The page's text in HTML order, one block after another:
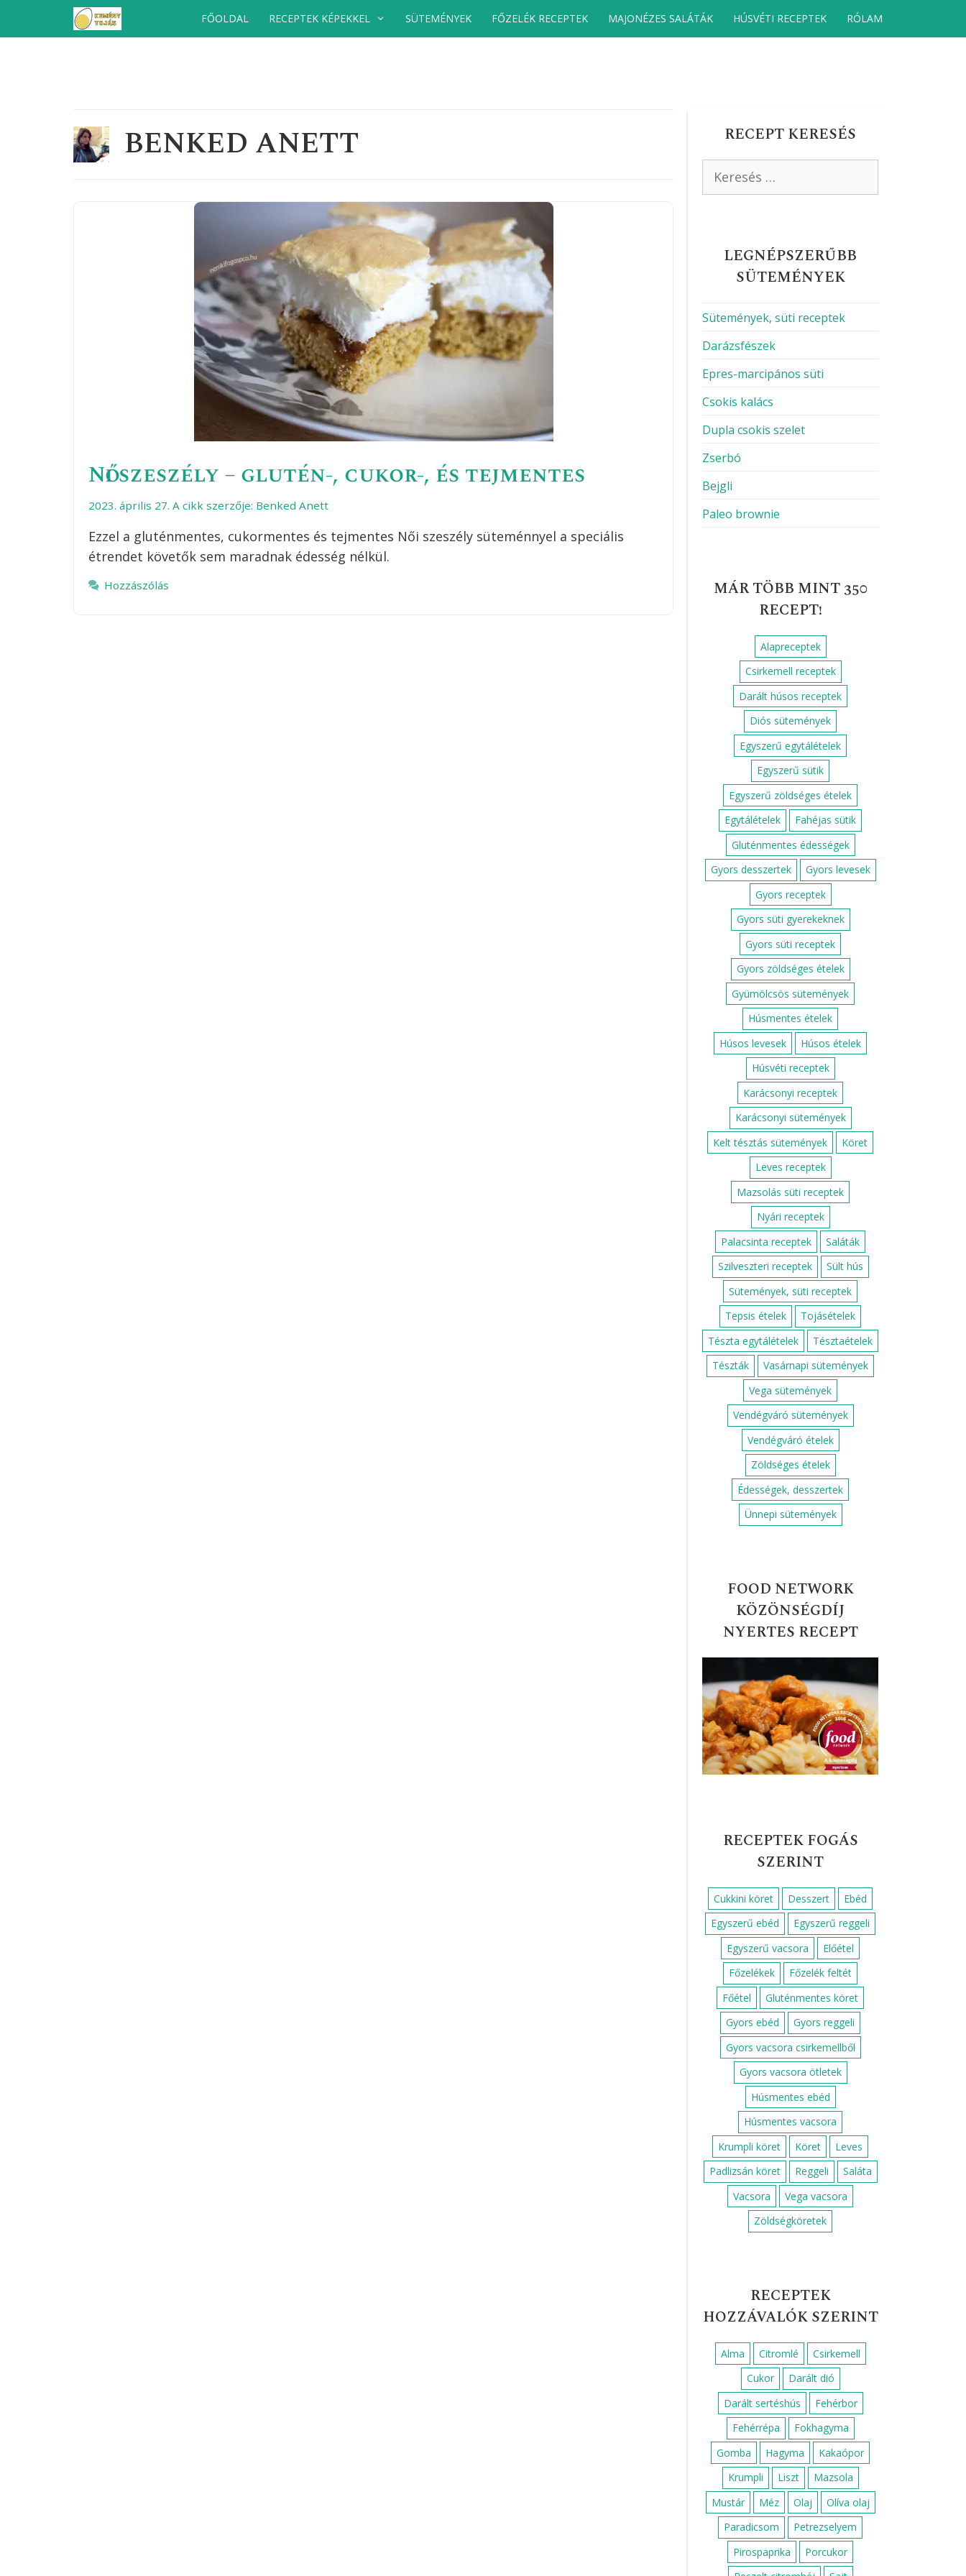
FŐOLDAL RECEPTEK KÉPEKKEL SÜTEMÉNYEK FŐZELÉK RECEPTEK MAJONÉZES SALÁTÁK HÚSVÉTI RECEPTEK RÓLAM
BENKED ANETT
Női szeszély – glutén-, cukor-, és tejmentes
2023. április 27. A cikk szerzője: Benked Anett
Ezzel a gluténmentes, cukormentes és tejmentes Női szeszély süteménnyel a speciális
étrendet követők sem maradnak édesség nélkül.
Hozzászólás
RECEPT KERESÉS
LEGNÉPSZERŰBB
SÜTEMÉNYEK
Sütemények, süti receptek
Darázsfészek
Epres-marcipános süti
Csokis kalács
Dupla csokis szelet
Zserbó
Bejgli
Paleo brownie
MÁR TÖBB MINT 350
RECEPT!
Alapreceptek
Csirkemell receptek
Darált húsos receptek
Diós sütemények
Egyszerű egytálételek
Egyszerű sütik
Egyszerű zöldséges ételek
Egytálételek
Fahéjas sütik
Gluténmentes édességek
Gyors desszertek
Gyors levesek
Gyors receptek
Gyors süti gyerekeknek
Gyors süti receptek
Gyors zöldséges ételek
Gyümölcsös sütemények
Húsmentes ételek
Húsos levesek
Húsos ételek
Húsvéti receptek
Karácsonyi receptek
Karácsonyi sütemények
Kelt tésztás sütemények
Köret
Leves receptek
Mazsolás süti receptek
Nyári receptek
Palacsinta receptek
Saláták
Szilveszteri receptek
Sült hús
Sütemények, süti receptek
Tepsis ételek
Tojásételek
Tészta egytálételek
Tésztaételek
Tészták
Vasárnapi sütemények
Vega sütemények
Vendégváró sütemények
Vendégváró ételek
Zöldséges ételek
Édességek, desszertek
Ünnepi sütemények
FOOD NETWORK
KÖZÖNSÉGDÍJ
NYERTES RECEPT
RECEPTEK FOGÁS
SZERINT
Cukkini köret Desszert
Ebéd
Egyszerű ebéd
Egyszerű reggeli
Egyszerű vacsora
Előétel
Főzelékek
Főzelék feltét
Főétel
Gluténmentes köret
Gyors ebéd
Gyors reggeli
Gyors vacsora csirkemellből
Gyors vacsora ötletek
Húsmentes ebéd
Húsmentes vacsora
Krumpli köret
Köret
Leves
Padlizsán köret
Reggeli
Saláta
Vacsora
Vega vacsora
Zöldségköretek
RECEPTEK
HOZZÁVALÓK SZERINT
Alma Citromlé
Csirkemell
Cukor
Darált dió
Darált sertéshús
Fehérbor
Fehérrépa
Fokhagyma
Gomba
Hagyma
Kakaópor
Krumpli
Liszt
Mazsola
Mustár
Méz Olaj
Olíva olaj
Paradicsom
Petrezselyem
Pirospaprika
Porcukor